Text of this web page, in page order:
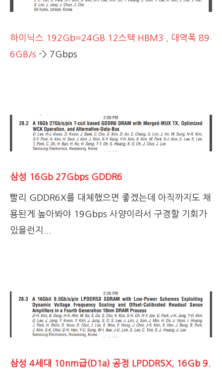
하이닉스 192Gb=24GB 12스택 HBM3 , 대역폭 89
6GB/s -> 7Gbps
삼성 16Gb 27Gbps GDDR6
빨리 GDDR6X를 대체했으면 좋겠는데 아직까지도 채
용된게 높아봐야 19Gbps 사양이라서 구경할 기회가
있을런지...
삼성 4세대 10nm급(D1a) 공정 LPDDR5X, 16Gb 9.